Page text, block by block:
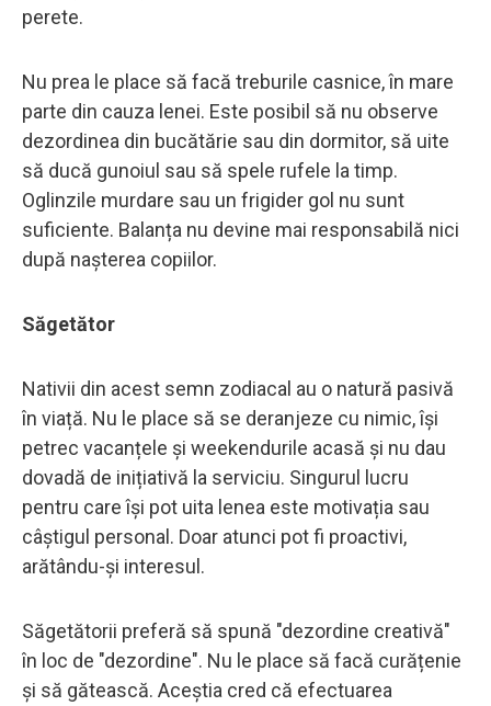
perete.
Nu prea le place să facă treburile casnice, în mare
parte din cauza lenei. Este posibil să nu observe
dezordinea din bucătărie sau din dormitor, să uite
să ducă gunoiul sau să spele rufele la timp.
Oglinzile murdare sau un frigider gol nu sunt
suficiente. Balanța nu devine mai responsabilă nici
după nașterea copiilor.
Săgetător
Nativii din acest semn zodiacal au o natură pasivă
în viață. Nu le place să se deranjeze cu nimic, își
petrec vacanțele și weekendurile acasă și nu dau
dovadă de inițiativă la serviciu. Singurul lucru
pentru care își pot uita lenea este motivația sau
câștigul personal. Doar atunci pot fi proactivi,
arătându-și interesul.
Săgetătorii preferă să spună "dezordine creativă"
în loc de "dezordine". Nu le place să facă curățenie
și să gătească. Aceștia cred că efectuarea